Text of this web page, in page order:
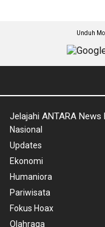
Unduh
Jelajahi ANTARA News
Nasional
Updates
Ekonomi
Humaniora
Pariwisata
Fokus Hoax
Olahraga